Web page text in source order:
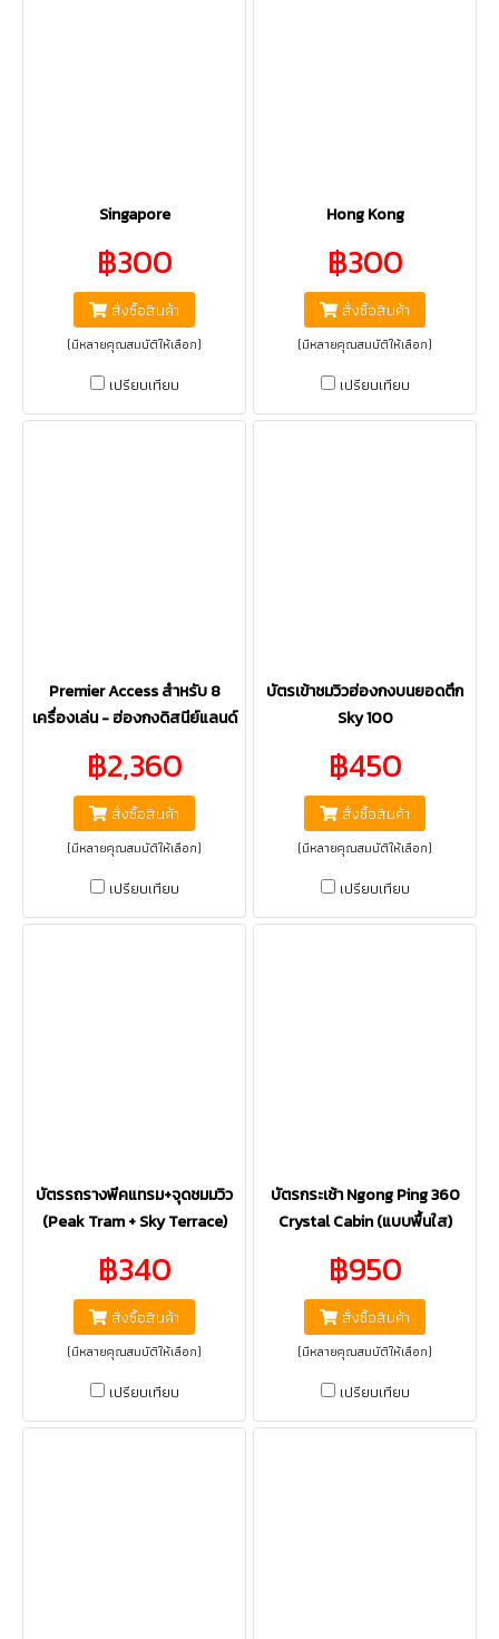
Singapore
฿300
สั่งซื้อสินค้า
(มีหลายคุณสมบัติให้เลือก)
เปรียบเทียบ
Hong Kong
฿300
สั่งซื้อสินค้า
(มีหลายคุณสมบัติให้เลือก)
เปรียบเทียบ
Premier Access สำหรับ 8
เครื่องเล่น - ฮ่องกงดิสนีย์แลนด์
฿2,360
สั่งซื้อสินค้า
(มีหลายคุณสมบัติให้เลือก)
เปรียบเทียบ
บัตรเข้าชมวิวฮ่องกงบนยอดตึก
Sky 100
฿450
สั่งซื้อสินค้า
(มีหลายคุณสมบัติให้เลือก)
เปรียบเทียบ
บัตรรถรางพีคแทรม+จุดชมมวิว
(Peak Tram + Sky Terrace)
฿340
สั่งซื้อสินค้า
(มีหลายคุณสมบัติให้เลือก)
เปรียบเทียบ
บัตรกระเช้า Ngong Ping 360
Crystal Cabin (แบบพื้นใส)
฿950
สั่งซื้อสินค้า
(มีหลายคุณสมบัติให้เลือก)
เปรียบเทียบ